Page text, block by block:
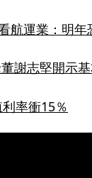
航運業：明年
謝志堅開示
率衝15％